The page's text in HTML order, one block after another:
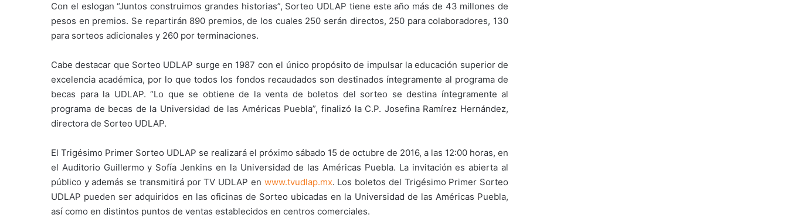
Con el eslogan “Juntos construimos grandes historias”, Sorteo UDLAP tiene este año más de 43 millones de
pesos en premios. Se repartirán 890 premios, de los cuales 250 serán directos, 250 para colaboradores, 130
para sorteos adicionales y 260 por terminaciones.
Cabe destacar que Sorteo UDLAP surge en 1987 con el único propósito de impulsar la educación superior de
excelencia académica, por lo que todos los fondos recaudados son destinados íntegramente al programa de
becas para la UDLAP. “Lo que se obtiene de la venta de boletos del sorteo se destina íntegramente al
programa de becas de la Universidad de las Américas Puebla”, finalizó la C.P. Josefina Ramírez Hernández,
directora de Sorteo UDLAP.
El Trigésimo Primer Sorteo UDLAP se realizará el próximo sábado 15 de octubre de 2016, a las 12:00 horas, en
el Auditorio Guillermo y Sofía Jenkins en la Universidad de las Américas Puebla. La invitación es abierta al
público y además se transmitirá por TV UDLAP en www.tvudlap.mx. Los boletos del Trigésimo Primer Sorteo
UDLAP pueden ser adquiridos en las oficinas de Sorteo ubicadas en la Universidad de las Américas Puebla,
así como en distintos puntos de ventas establecidos en centros comerciales.